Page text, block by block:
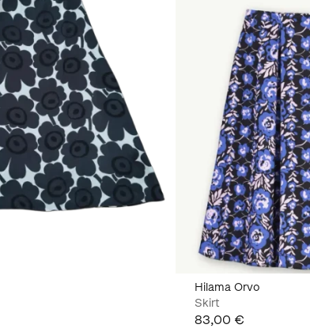
Hilama Orvo
Skirt
83,00 €